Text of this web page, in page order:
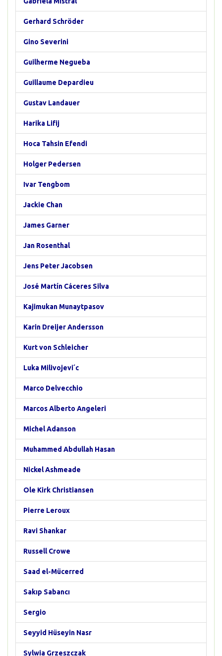
Gerhard Schröder
Gino Severini
Guilherme Negueba
Guillaume Depardieu
Gustav Landauer
Harika Lifij
Hoca Tahsin Efendi
Holger Pedersen
Ivar Tengbom
Jackie Chan
James Garner
Jan Rosenthal
Jens Peter Jacobsen
José Martín Cáceres Silva
Kajimukan Munaytpasov
Karin Dreijer Andersson
Kurt von Schleicher
Luka Milivojevi´c
Marco Delvecchio
Marcos Alberto Angeleri
Michel Adanson
Muhammed Abdullah Hasan
Nickel Ashmeade
Ole Kirk Christiansen
Pierre Leroux
Ravi Shankar
Russell Crowe
Saad el-Mücerred
Sakıp Sabancı
Sergio
Seyyid Hüseyin Nasr
Sylwia Grzeszczak